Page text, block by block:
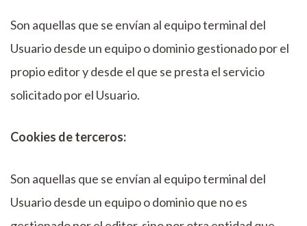
Son aquellas que se envían al equipo terminal del
Usuario desde un equipo o dominio gestionado por el
propio editor y desde el que se presta el servicio
solicitado por el Usuario.
Cookies de terceros:
Son aquellas que se envían al equipo terminal del
Usuario desde un equipo o dominio que no es